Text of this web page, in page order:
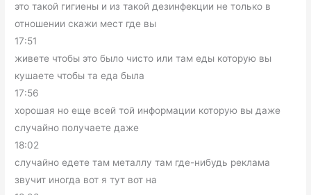
это такой гигиены и из такой дезинфекции не только в
отношении скажи мест где вы
17:51
живете чтобы это было чисто или там еды которую вы
кушаете чтобы та еда была
17:56
хорошая но еще всей той информации которую вы даже
случайно получаете даже
18:02
случайно едете там металлу там где-нибудь реклама
звучит иногда вот я тут вот на